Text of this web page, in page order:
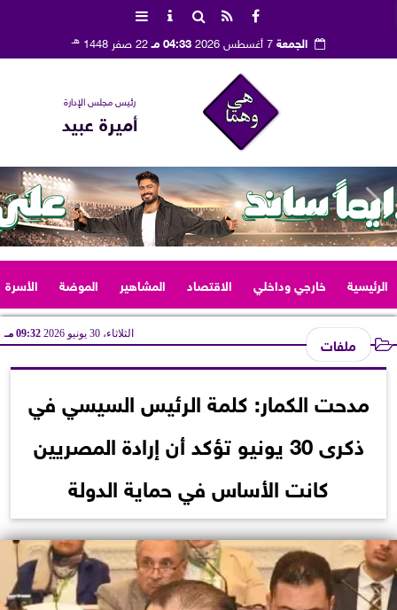
الجمعة 04:33 مـ 22 صفر 1448 هـ
رئيس مجلس الإدارة
أميرة عبيد
الرئيسية خارجي وداخلي الاقتصاد المشاهير الموضة الأسرة
ملفات الثلاثاء، 30 يونيو 2026 09:32 مـ
مدحت الكمار: كلمة الرئيس السيسي في
ذكرى 30 يونيو تؤكد أن إرادة المصريين
كانت الأساس في حماية الدولة